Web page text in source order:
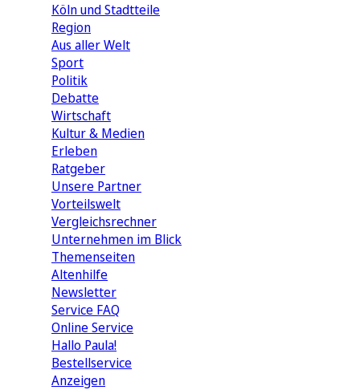
Köln und Stadtteile
Region
Aus aller Welt
Sport
Politik
Debatte
Wirtschaft
Kultur & Medien
Erleben
Ratgeber
Unsere Partner
Vorteilswelt
Vergleichsrechner
Unternehmen im Blick
Themenseiten
Altenhilfe
Newsletter
Service FAQ
Online Service
Hallo Paula!
Bestellservice
Anzeigen